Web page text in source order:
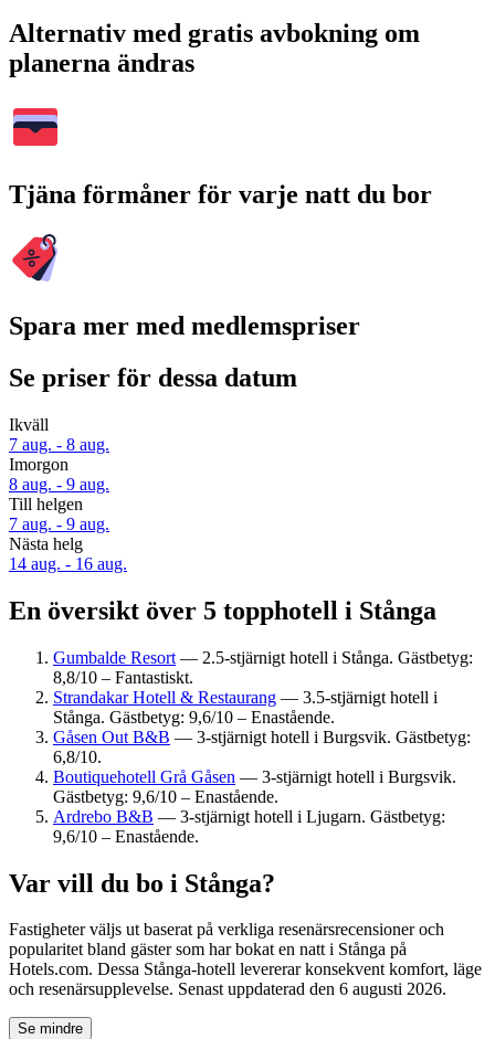
Alternativ med gratis avbokning om
planerna ändras
Tjäna förmåner för varje natt du bor
Spara mer med medlemspriser
Se priser för dessa datum
Ikväll
7 aug. - 8 aug.
Imorgon
8 aug. - 9 aug.
Till helgen
7 aug. - 9 aug.
Nästa helg
14 aug. - 16 aug.
En översikt över 5 topphotell i Stånga
Gumbalde Resort — 2.5-stjärnigt hotell i Stånga. Gästbetyg:
8,8/10 – Fantastiskt.
Strandakar Hotell & Restaurang — 3.5-stjärnigt hotell i
Stånga. Gästbetyg: 9,6/10 – Enastående.
Gåsen Out B&B — 3-stjärnigt hotell i Burgsvik. Gästbetyg:
6,8/10.
Boutiquehotell Grå Gåsen — 3-stjärnigt hotell i Burgsvik.
Gästbetyg: 9,6/10 – Enastående.
Ardrebo B&B — 3-stjärnigt hotell i Ljugarn. Gästbetyg:
9,6/10 – Enastående.
Var vill du bo i Stånga?
Fastigheter väljs ut baserat på verkliga resenärsrecensioner och
popularitet bland gäster som har bokat en natt i Stånga på
Hotels.com. Dessa Stånga-hotell levererar konsekvent komfort, läge
och resenärsupplevelse. Senast uppdaterad den 6 augusti 2026.
Se mindre